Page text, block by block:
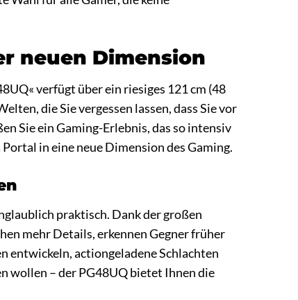
neuen Dimension
verfügt über ein riesiges 121 cm (48
die Sie vergessen lassen, dass Sie vor
Sie ein Gaming-Erlebnis, das so intensiv
in eine neue Dimension des Gaming.
praktisch. Dank der großen
mehr Details, erkennen Gegner früher
entwickeln, actiongeladene Schlachten
wollen – der PG48UQ bietet Ihnen die